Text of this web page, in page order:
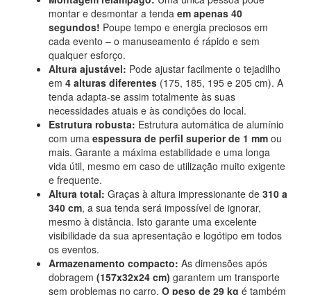
montar e desmontar a tenda em apenas 40
segundos! Poupe tempo e energia preciosos em
cada evento – o manuseamento é rápido e sem
qualquer esforço.
Altura ajustável: Pode ajustar facilmente o tejadilho
em 4 alturas diferentes (175, 185, 195 e 205 cm). A
tenda adapta-se assim totalmente às suas
necessidades atuais e às condições do local.
Estrutura robusta: Estrutura automática de alumínio
com uma espessura de perfil superior de 1 mm ou
mais. Garante a máxima estabilidade e uma longa
vida útil, mesmo em caso de utilização muito exigente
e frequente.
Altura total: Graças à altura impressionante de 310 a
340 cm, a sua tenda será impossível de ignorar,
mesmo à distância. Isto garante uma excelente
visibilidade da sua apresentação e logótipo em todos
os eventos.
Armazenamento compacto: As dimensões após
dobragem (157x32x24 cm) garantem um transporte
sem problemas no carro. O peso de 29 kg é também